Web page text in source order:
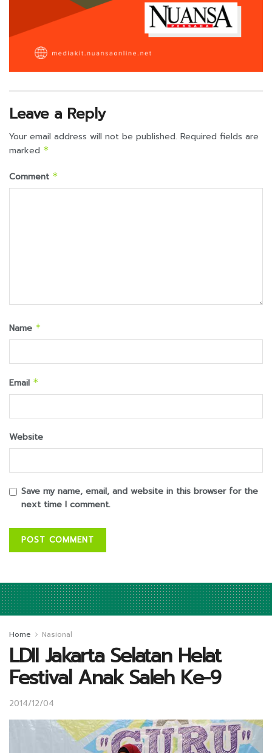
Leave a Reply
Your email address will not be published. Required fields are
marked *
Comment *
Name *
Email *
Website
Save my name, email, and website in this browser for the
next time I comment.
Home Nasional
LDII Jakarta Selatan Helat
Festival Anak Saleh Ke-9
2014/12/04